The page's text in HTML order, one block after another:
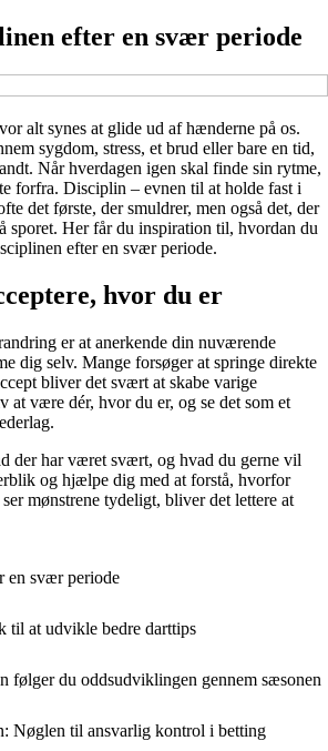
efter en svær periode
alt synes at glide ud af hænderne på os.
sygdom, stress, et brud eller bare en tid,
Når hverdagen igen skal finde sin rytme,
forfra. Disciplin – evnen til at holde fast i
det første, der smuldrer, men også det, der
sporet. Her får du inspiration til, hvordan du
efter en svær periode.
hvor du er
er at anerkende din nuværende
dig selv. Mange forsøger at springe direkte
bliver det svært at skabe varige
at være dér, hvor du er, og se det som et
der har været svært, og hvad du gerne vil
og hjælpe dig med at forstå, hvorfor
mønstrene tydeligt, bliver det lettere at
en svær periode
til at udvikle bedre darttips
følger du oddsudviklingen gennem sæsonen
Nøglen til ansvarlig kontrol i betting